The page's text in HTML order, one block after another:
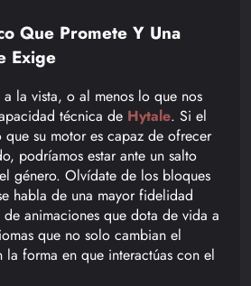
Que Promete Y Una
Exige
la vista, o al menos lo que nos
técnica de Hytale. Si el
su motor es capaz de ofrecer
podríamos estar ante un salto
género. Olvídate de los bloques
habla de una mayor fidelidad
de animaciones que dota de vida a
que no solo cambian el
la forma en que interactúas con el